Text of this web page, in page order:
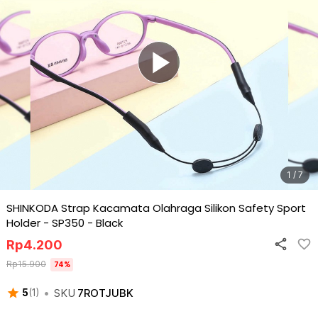
1 / 7
SHINKODA Strap Kacamata Olahraga Silikon Safety Sport
Holder - SP350 - Black
5(1 ) • SKU 7ROTJUBK
Rp4.200
Rp15.900 74%